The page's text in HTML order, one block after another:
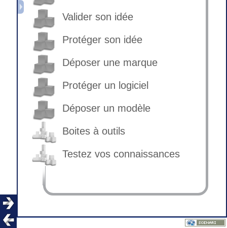
Valider son idée
Protéger son idée
Déposer une marque
Protéger un logiciel
Déposer un modèle
Boites à outils
Testez vos connaissances